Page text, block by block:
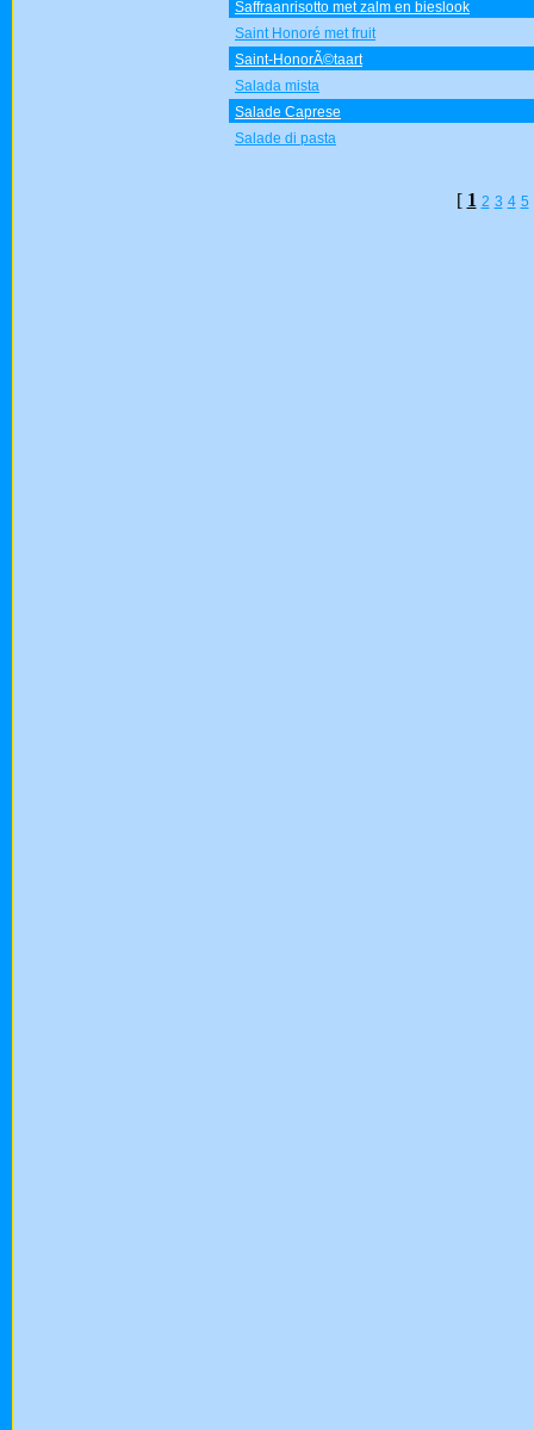
Saffraanrisotto met zalm en bieslook
Saint Honoré met fruit
Saint-HonorÃ©taart
Salada mista
Salade Caprese
Salade di pasta
[ 1 2 3 4 5